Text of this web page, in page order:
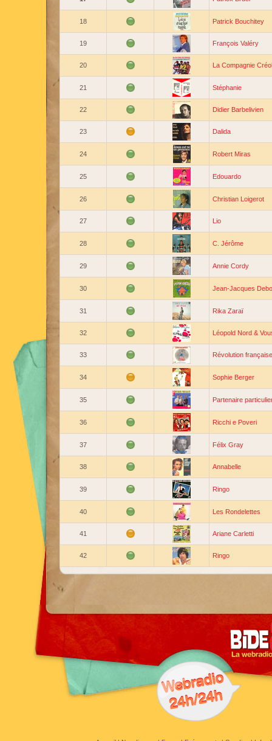
18 Patrick Bouchitey
19 François Valéry
20 La Compagnie
21 Stéphanie
22 Didier Barbelivien
23 Dalida
24 Robert Miras
25 Edouardo
26 Christian Loigerot
27 Lio
28 C. Jérôme
29 Annie Cordy
30 Jean-Jacques
31 Rika Zaraï
32 Léopold Nord &
33 Révolution française
34 Sophie Berger
35 Partenaire
36 Ricchi e Poveri
37 Félix Gray
38 Annabelle
39 Ringo
40 Les Rondelettes
41 Ariane Carletti
42 Ringo